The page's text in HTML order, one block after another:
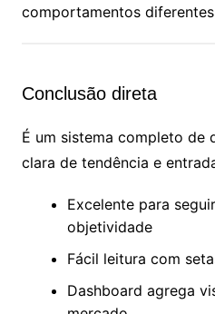
comportamentos diferentes
Conclusão direta
É um sistema completo de
clara de tendência e
Excelente para
objetividade
Fácil leitura com
Dashboard agrega